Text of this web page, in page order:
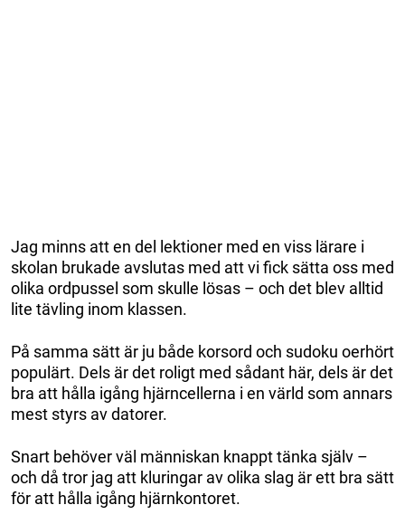
Jag minns att en del lektioner med en viss lärare i
skolan brukade avslutas med att vi fick sätta oss med
olika ordpussel som skulle lösas – och det blev alltid
lite tävling inom klassen.
På samma sätt är ju både korsord och sudoku oerhört
populärt. Dels är det roligt med sådant här, dels är det
bra att hålla igång hjärncellerna i en värld som annars
mest styrs av datorer.
Snart behöver väl människan knappt tänka själv –
och då tror jag att kluringar av olika slag är ett bra sätt
för att hålla igång hjärnkontoret.